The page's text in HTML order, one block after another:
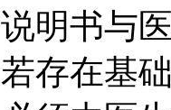
说明书与
若存在基